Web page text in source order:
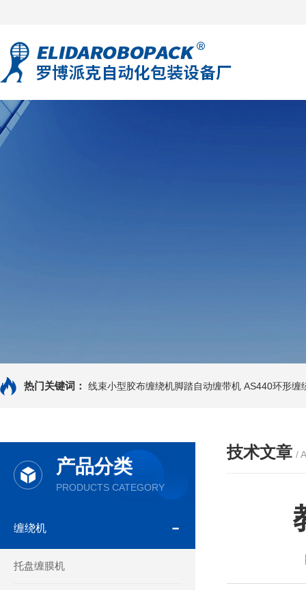
热门关键词： 线束小型胶布缠绕机脚踏自动缠带机 AS440环形缠
产品分类
PRODUCTS CATEGORY
缠绕机
托盘缠膜机
技术文章 /